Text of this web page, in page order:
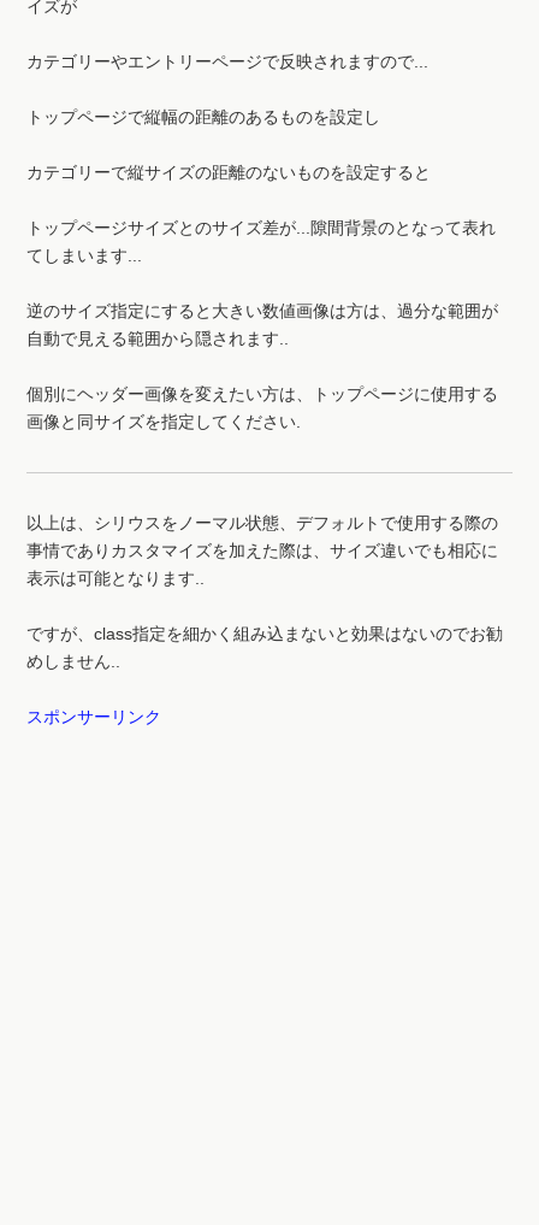
イズが
カテゴリーやエントリーページで反映されますので...
トップページで縦幅の距離のあるものを設定し
カテゴリーで縦サイズの距離のないものを設定すると
トップページサイズとのサイズ差が...隙間背景のとなって表れ
てしまいます...
逆のサイズ指定にすると大きい数値画像は方は、過分な範囲が
自動で見える範囲から隠されます..
個別にヘッダー画像を変えたい方は、トップページに使用する
画像と同サイズを指定してください.
以上は、シリウスをノーマル状態、デフォルトで使用する際の
事情でありカスタマイズを加えた際は、サイズ違いでも相応に
表示は可能となります..
ですが、class指定を細かく組み込まないと効果はないのでお勧
めしません..
スポンサーリンク